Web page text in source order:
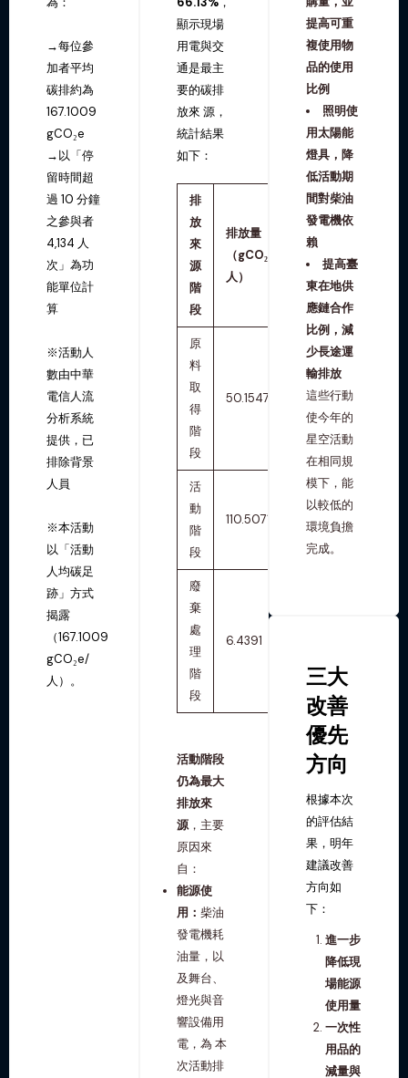
→每位參
加者平均
碳排約為
167.1009
gCO₂e
→以「停
留時間超
過 10 分鐘
之參與者
4,134 人
次」為功
能單位計
算
※活動人
數由中華
電信人流
分析系統
提供，已
排除背景
人員
※本活動
以「活動
人均碳足
跡」方式
揭露
（167.1009
gCO₂e/
人）。
顯示現場
用電與交
通是最主
要的碳排
放來 源，
統計結果
如下：
排
放
來
源
階
段
排放量
（gCO₂e/
人）
占比
原
料
取
得
階
段
50.1547 30.01%
活
動
階
段
110.5071 66.13%
廢
棄
處
理
階
段
6.4391
活動階段
仍為最大
排放來
源，主要
原因來
自：
能源使
用： 柴油
發電機耗
油量，以
及舞台、
燈光與音
響設備用
電，為 本
次活動排
提高可重
複使用物
品的使用
比例
照明使
用太陽能
燈具，降
低活動期
間對柴油
發電機依
賴
提高臺
東在地供
應鏈合作
比例，減
少長途運
輸排放
這些行動
使今年的
星空活動
在相同規
模下，能
以較低的
環境負擔
完成。
三大
改善
優先
方向
根據本次
的評估結
果，明年
建議改善
方向如
下：
進一步
降低現
場能源
使用量
一次性
用品的
減量與